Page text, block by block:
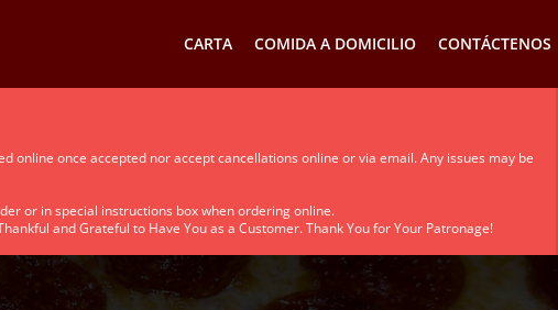
CARTA COMIDA A DOMICILIO CONTÁCTENOS
online once accepted nor accept cancellations online or via email. Any issues may be
or in special instructions box when ordering online.
and Grateful to Have You as a Customer. Thank You for Your Patronage!